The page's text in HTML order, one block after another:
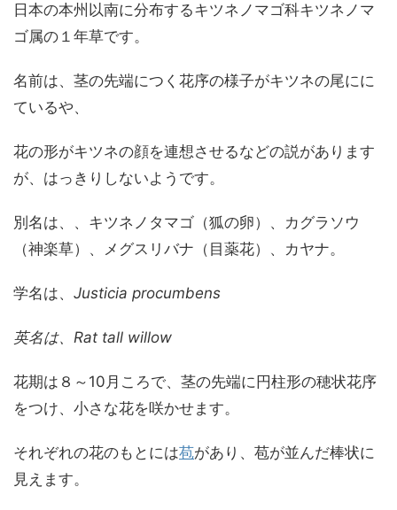
日本の本州以南に分布するキツネノマゴ科キツネノマ
ゴ属の１年草です。
名前は、茎の先端につく花序の様子がキツネの尾にに
ているや、
花の形がキツネの顔を連想させるなどの説があります
が、はっきりしないようです。
別名は、、キツネノタマゴ（狐の卵）、カグラソウ
（神楽草）、メグスリバナ（目薬花）、カヤナ。
学名は、 Justicia procumbens
英名は、Rat tall willow
花期は８～10月ころで、茎の先端に円柱形の穂状花序
をつけ、小さな花を咲かせます。
それぞれの花のもとには苞があり、苞が並んだ棒状に
見えます。